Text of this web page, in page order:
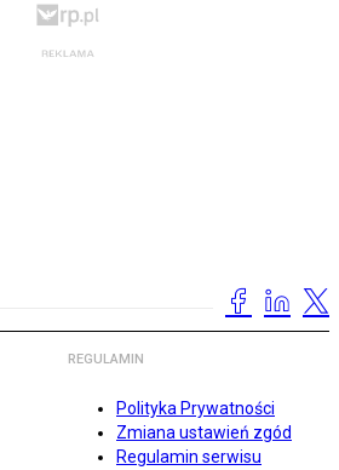
REGULAMIN
Polityka Prywatności
Zmiana ustawień zgód
Regulamin serwisu